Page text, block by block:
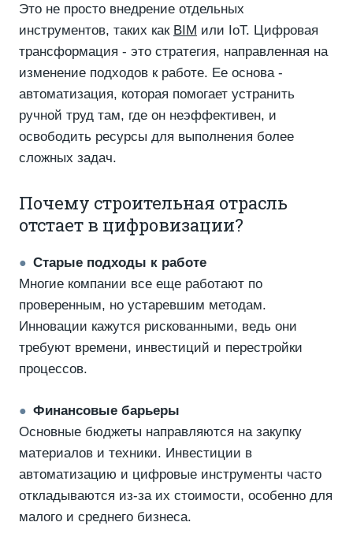
Это не просто внедрение отдельных
инструментов, таких как BIM или IoT. Цифровая
трансформация - это стратегия, направленная на
изменение подходов к работе. Ее основа -
автоматизация, которая помогает устранить
ручной труд там, где он неэффективен, и
освободить ресурсы для выполнения более
сложных задач.
Почему строительная отрасль
отстает в цифровизации?
● Старые подходы к работе
Многие компании все еще работают по
проверенным, но устаревшим методам.
Инновации кажутся рискованными, ведь они
требуют времени, инвестиций и перестройки
процессов.
● Финансовые барьеры
Основные бюджеты направляются на закупку
материалов и техники. Инвестиции в
автоматизацию и цифровые инструменты часто
откладываются из-за их стоимости, особенно для
малого и среднего бизнеса.